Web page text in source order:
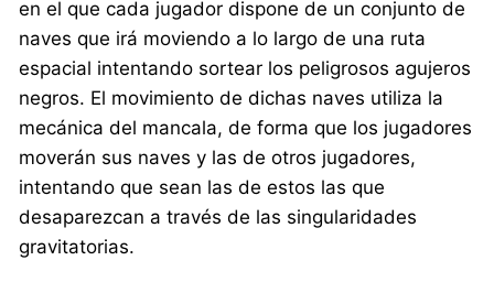
en el que cada jugador dispone de un conjunto de
naves que irá moviendo a lo largo de una ruta
espacial intentando sortear los peligrosos agujeros
negros. El movimiento de dichas naves utiliza la
mecánica del mancala, de forma que los jugadores
moverán sus naves y las de otros jugadores,
intentando que sean las de estos las que
desaparezcan a través de las singularidades
gravitatorias.